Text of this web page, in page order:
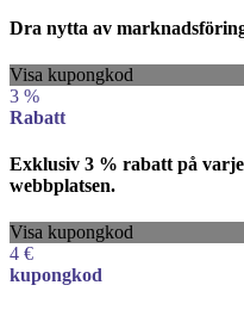
Dra nytta av
Visa kupongkod
3 %
Rabatt
Exklusiv 3 % rabatt på
webbplatsen.
Visa kupongkod
4 €
kupongkod